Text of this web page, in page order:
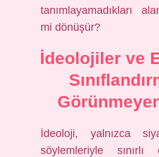
tanımlayamadıkları
mi dönüşür?
İdeolojiler ve
İdeoloji, yalnızca
söylemleriyle sınırlı